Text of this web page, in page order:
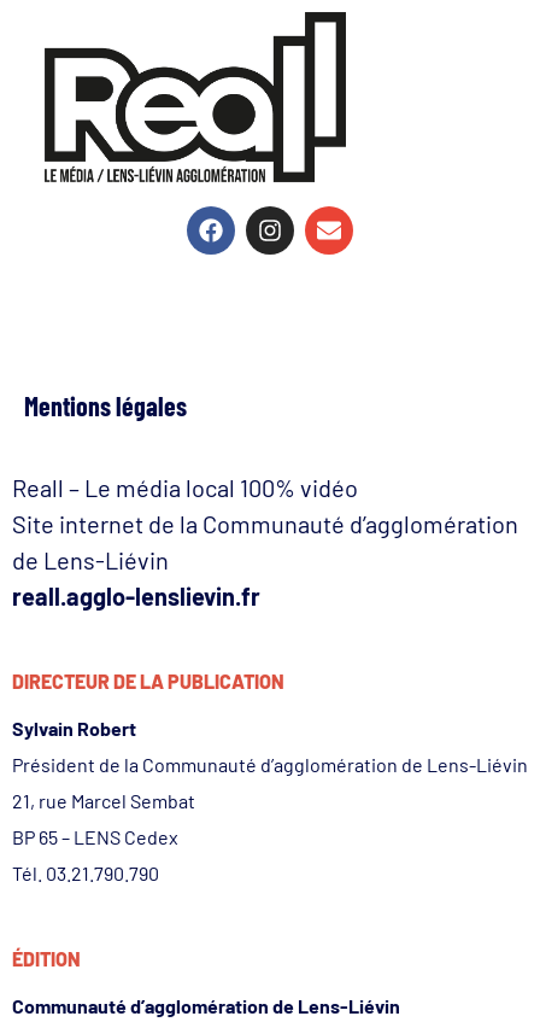
Mentions légales
Reall – Le média local 100% vidéo
Site internet de la Communauté d’agglomération
de Lens-Liévin
reall.agglo-lenslievin.fr
DIRECTEUR DE LA PUBLICATION
Sylvain Robert
Président de la Communauté d’agglomération de Lens-Liévin
21, rue Marcel Sembat
BP 65 – LENS Cedex
Tél. 03.21.790.790​
ÉDITION
Communauté d’agglomération de Lens-Liévin